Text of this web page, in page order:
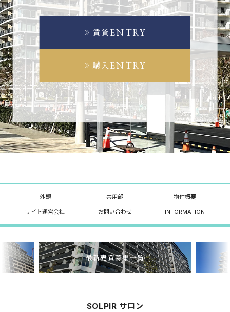
賃貸 ENTRY
購入 ENTRY
外観 共用部 物件概要
サイト運営会社 お問い合わせ INFORMATION
最新売買募集一覧
SOLPIR サロン